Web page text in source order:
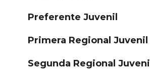
Preferente Juvenil
Primera Regional Juvenil
Segunda Regional Juvenil